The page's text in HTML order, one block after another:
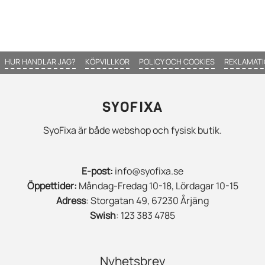
HUR HANDLAR JAG? KÖPVILLKOR POLICY OCH COOKIES
SYOFIXA
SyoFixa är både webshop och fysisk butik.
E-post: info@syofixa.se
Öppettider: Måndag-Fredag 10-18, Lördagar 10-15
Adress: Storgatan 49, 67230 Årjäng
Swish: 123 383 4785
Nyhetsbrev